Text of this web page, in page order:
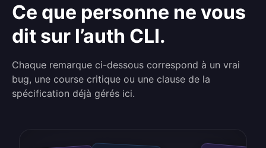
Ce que personne ne vous
dit sur l’auth CLI.
Chaque remarque ci-dessous correspond à un vrai
bug, une course critique ou une clause de la
spécification déjà gérés ici.